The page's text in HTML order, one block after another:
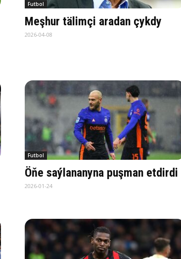
Futbol
Meşhur tälimçi aradan çykdy
2026-04-08
Futbol
Öňe saýlananyna puşman etdirdi
2026-01-24